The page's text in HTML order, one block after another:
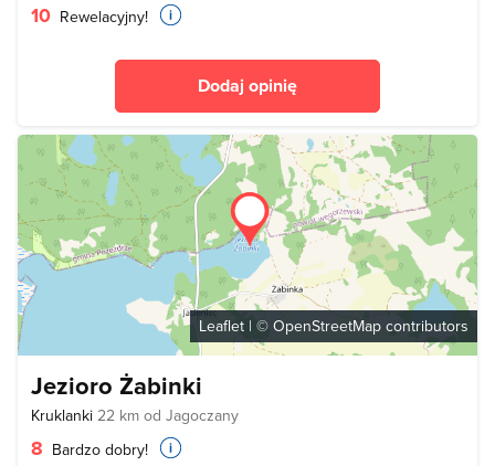
10 Rewelacyjny!
Dodaj opinię
Leaflet | © OpenStreetMap contributors
Jezioro Żabinki
Kruklanki 22 km od Jagoczany
8 Bardzo dobry!